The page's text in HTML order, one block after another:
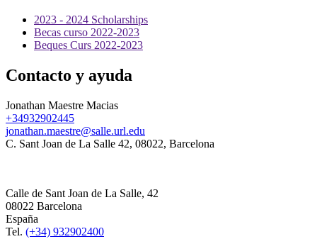
2023 - 2024 Scholarships
Becas curso 2022-2023
Beques Curs 2022-2023
Contacto y ayuda
Jonathan Maestre Macias
+34932902445
jonathan.maestre@salle.url.edu
C. Sant Joan de La Salle 42, 08022, Barcelona
Calle de Sant Joan de La Salle, 42
08022 Barcelona
España
Tel. (+34) 932902400